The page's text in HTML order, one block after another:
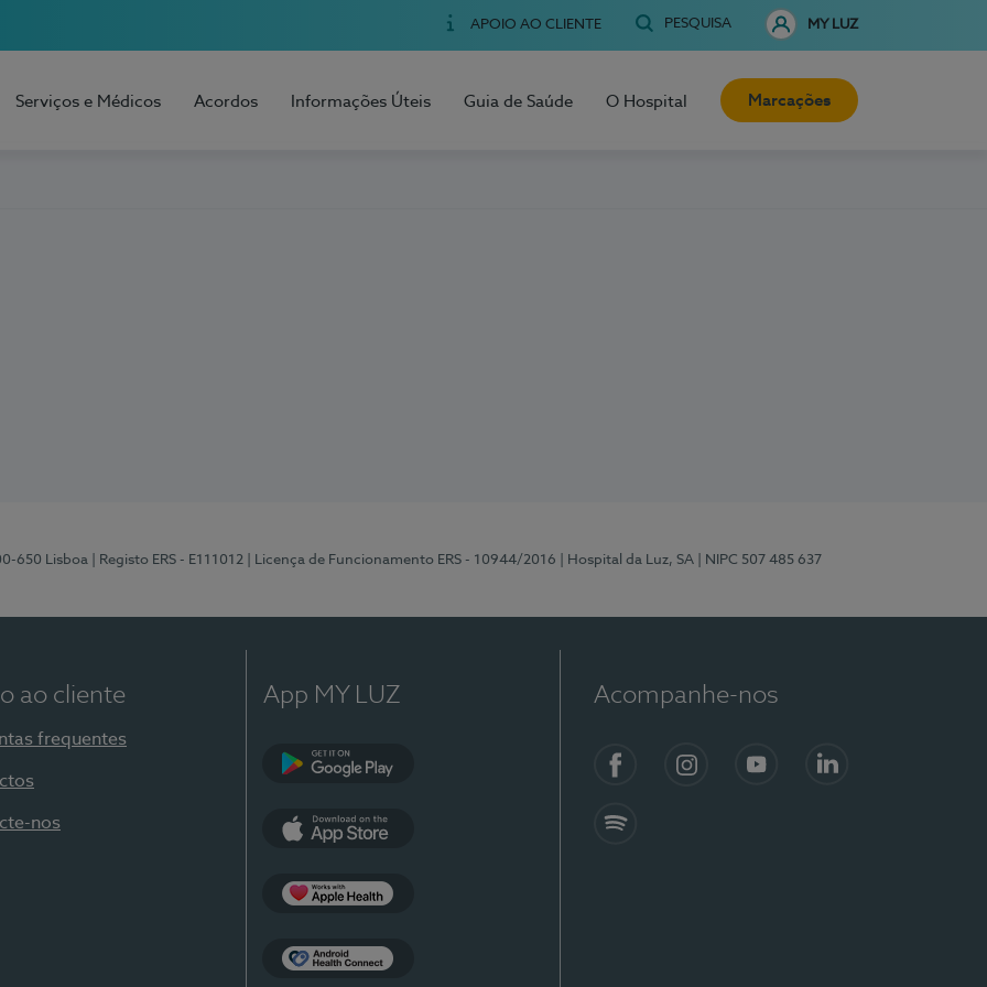
APOIO AO CLIENTE PESQUISA MY LUZ
Serviços e Médicos Acordos Informações Úteis Guia de Saúde O Hospital Marcações
650 Lisboa | Registo ERS - E111012 | Licença de Funcionamento ERS - 10944/2016 | Hospital da Luz, SA | NIPC 507 485 637
ao cliente
frequentes
nos
App MY LUZ Acompanhe-nos